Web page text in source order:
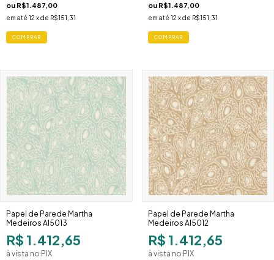
ou R$1.487,00
em até 12 x de R$151,31
ou R$1.487,00
em até 12 x de R$151,31
Papel de Parede Martha
Medeiros AI5013
R$ 1.412,65
à vista no PIX
Papel de Parede Martha
Medeiros AI5012
R$ 1.412,65
à vista no PIX